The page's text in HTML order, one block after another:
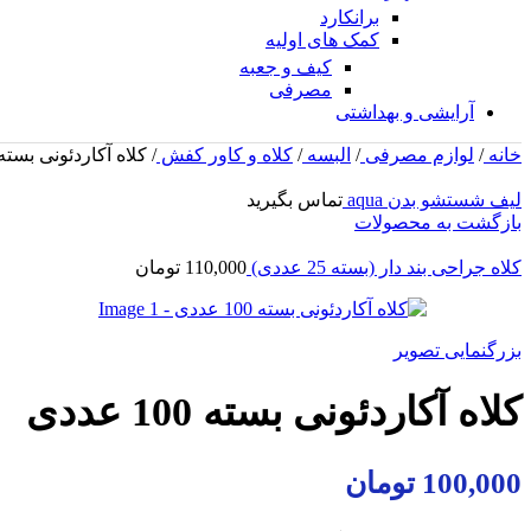
برانکارد
کمک های اولیه
کیف و جعبه
مصرفی
آرایشی و بهداشتی
خانه/ لوازم مصرفی/ البسه/ کلاه و کاور کفش/ کلاه آکاردئونی بسته 100
لیف شستشو بدن aqua
تماس بگیرید
بازگشت به محصولات
کلاه جراحی بند دار (بسته 25 عددی) 110,000 تومان
بزرگنمایی تصویر
کلاه آکاردئونی بسته 100 عددی
100,000 تومان